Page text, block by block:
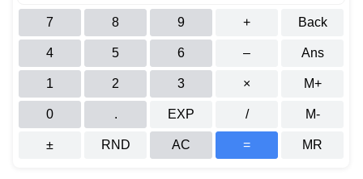
7 8 9 + Back
4 5 6 – Ans
1 2 3 × M+
0 . EXP / M-
± RND AC = MR